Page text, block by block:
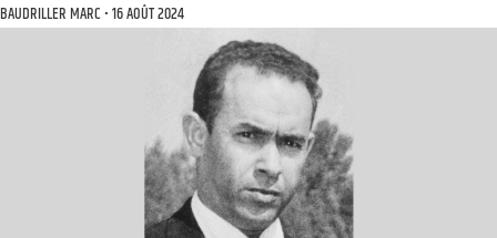
BAUDRILLER MARC 16 AOÛT 2024